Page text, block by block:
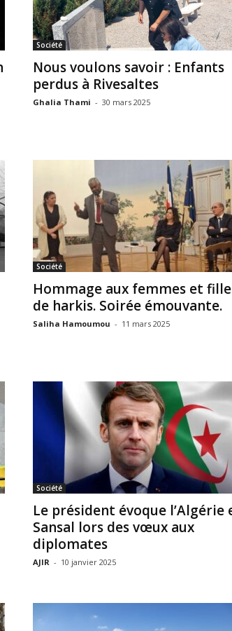
Société
Nous voulons savoir : Enfants
perdus à Rivesaltes
Ghalia Thami - 30 mars 2025
Société
Hommage aux femmes et
de harkis. Soirée émouvante.
Saliha Hamoumou - 11 mars 2025
Société
Le président évoque l’Algérie
Sansal lors des vœux aux
diplomates
AJIR - 10 janvier 2025